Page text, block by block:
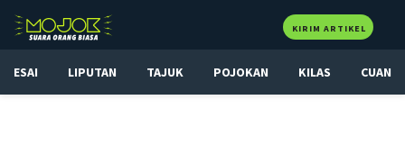
KIRIM ARTIKEL
ESAI LIPUTAN TAJUK POJOKAN KILAS CUAN